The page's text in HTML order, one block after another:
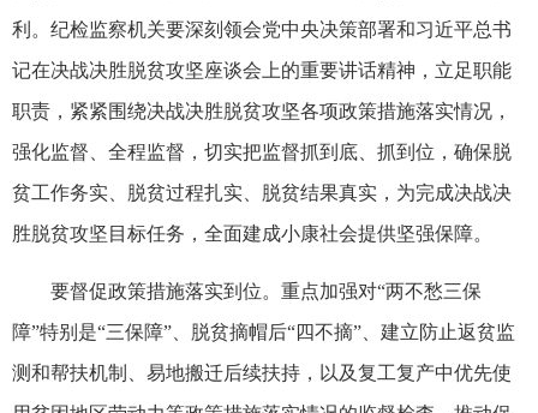
利。纪检监察机关要深刻领会党中央决策部署和习近平总书
记在决战决胜脱贫攻坚座谈会上的重要讲话精神，立足职能
职责，紧紧围绕决战决胜脱贫攻坚各项政策措施落实情况，
强化监督、全程监督，切实把监督抓到底、抓到位，确保脱
贫工作务实、脱贫过程扎实、脱贫结果真实，为完成决战决
胜脱贫攻坚目标任务，全面建成小康社会提供坚强保障。
要督促政策措施落实到位。重点加强对“两不愁三保
障”特别是“三保障”、脱贫摘帽后“四不摘”、建立防止返贫监
测和帮扶机制、易地搬迁后续扶持，以及复工复产中优先使